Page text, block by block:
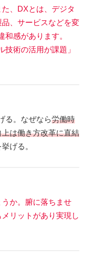
、DXとは、デジタ
、サービスなどを変
感があります。
技術の活用が課題」
る。なぜなら労働時
上は働き方改革に直結
げる。
か。腑に落ちませ
リットがあり実現し